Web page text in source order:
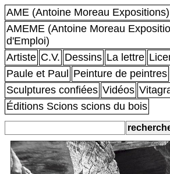
AME (Antoine Moreau Expositions)
AMEME (Antoine Moreau
d'Emploi)
Artiste C.V. Dessins La lettre
Paule et Paul
Peinture de peintres
Sculptures confiées Vidéos
Éditions Scions scions du bois